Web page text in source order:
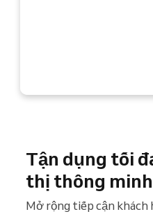
Tận dụng tối
thị thông minh
Mở rộng tiếp cận khách